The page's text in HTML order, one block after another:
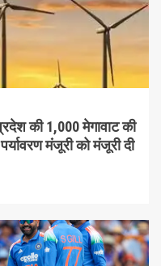
की 1,000 मेगावाट की
मंजूरी को मंजूरी दी